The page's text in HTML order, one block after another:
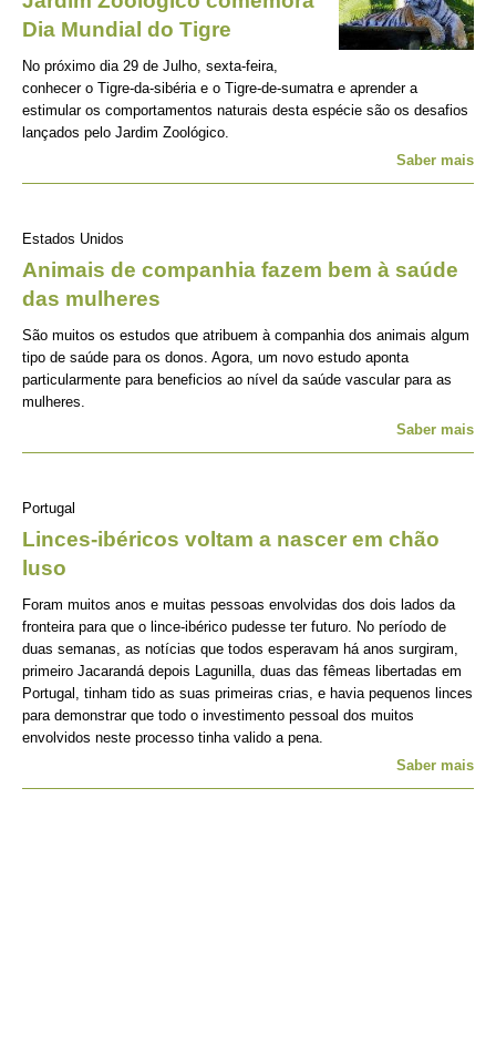
Dia Mundial do Tigre
No próximo dia 29 de Julho, sexta-feira,
conhecer o Tigre-da-sibéria e o Tigre-de-sumatra e aprender a
estimular os comportamentos naturais desta espécie são os desafios
lançados pelo Jardim Zoológico.
Saber mais
Estados Unidos
Animais de companhia fazem bem à saúde
das mulheres
São muitos os estudos que atribuem à companhia dos animais algum
tipo de saúde para os donos. Agora, um novo estudo aponta
particularmente para beneficios ao nível da saúde vascular para as
mulheres.
Saber mais
Portugal
Linces-ibéricos voltam a nascer em chão
luso
Foram muitos anos e muitas pessoas envolvidas dos dois lados da
fronteira para que o lince-ibérico pudesse ter futuro. No período de
duas semanas, as notícias que todos esperavam há anos surgiram,
primeiro Jacarandá depois Lagunilla, duas das fêmeas libertadas em
Portugal, tinham tido as suas primeiras crias, e havia pequenos linces
para demonstrar que todo o investimento pessoal dos muitos
envolvidos neste processo tinha valido a pena.
Saber mais